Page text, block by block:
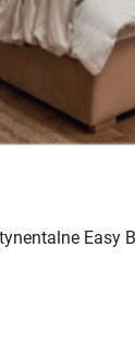
Easy